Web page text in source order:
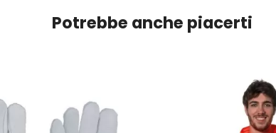
Potrebbe anche piacerti